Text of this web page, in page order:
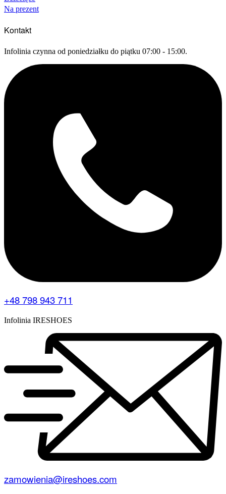
Na prezent
Kontakt
Infolinia czynna od poniedziałku do piątku 07:00 - 15:00.
+48 798 943 711
Infolinia IRESHOES
zamowienia@ireshoes.com